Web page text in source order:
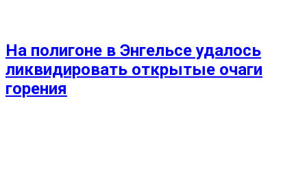
На полигоне в Энгельсе удалось
ликвидировать открытые очаги
горения